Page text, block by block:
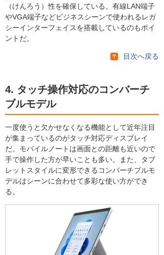
（けんろう）性を確保している。有線LAN端子
やVGA端子などビジネスシーンで使われるレガ
シーインターフェイスを搭載しているのもポイ
ントだ。
目次へ戻る
4. タッチ操作対応のコンバーチ
ブルモデル
一度使うと欠かせなくなる機能として近年注目
が集まっているのがタッチ対応ディスプレイ
だ。モバイルノートは画面との距離も近いので
手で操作した方が早いことも多い。また、タブ
レットスタイルに変形できるコンバーチブルモ
デルはシーンに合わせて多彩な使い方ができ
る。